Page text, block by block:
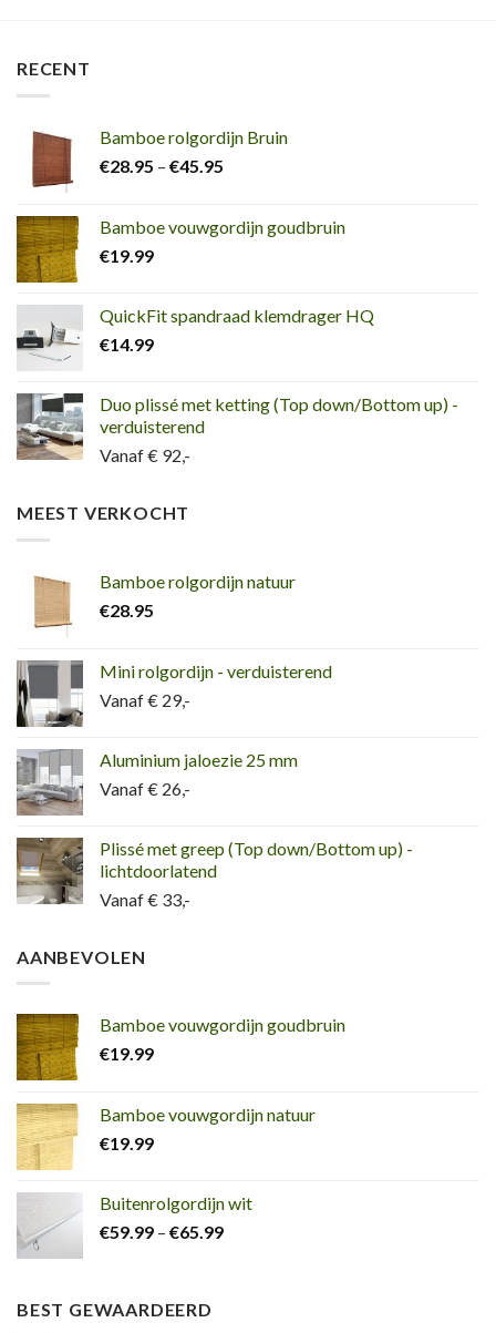
RECENT
Bamboe rolgordijn Bruin
€28.95 – €45.95
Bamboe vouwgordijn goudbruin
€19.99
QuickFit spandraad klemdrager HQ
€14.99
Duo plissé met ketting (Top down/Bottom up) -
verduisterend
Vanaf € 92,-
MEEST VERKOCHT
Bamboe rolgordijn natuur
€28.95
Mini rolgordijn - verduisterend
Vanaf € 29,-
Aluminium jaloezie 25 mm
Vanaf € 26,-
Plissé met greep (Top down/Bottom up) -
lichtdoorlatend
Vanaf € 33,-
AANBEVOLEN
Bamboe vouwgordijn goudbruin
€19.99
Bamboe vouwgordijn natuur
€19.99
Buitenrolgordijn wit
€59.99 – €65.99
BEST GEWAARDEERD